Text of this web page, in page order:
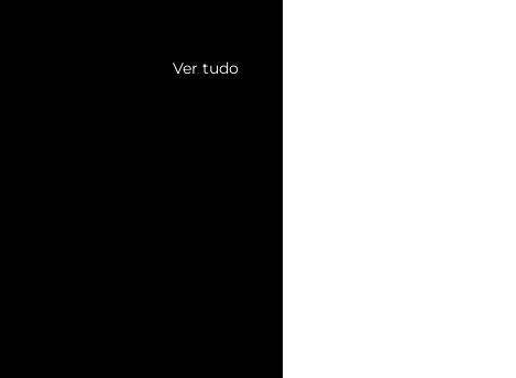
Ver tudo